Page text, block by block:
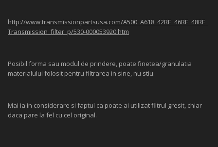
http://www.transmissionpartsusa.com/A500_A618_42RE_46RE_48RE_
Transmission_filter_p/530-000053920.htm
Posibil forma sau modul de prindere, poate finetea/granulatia
materialului folosit pentru filtrarea in sine, nu stiu.
Mai ia in considerare si faptul ca poate ai utilizat filtrul gresit, chiar
daca pare la fel cu cel original.